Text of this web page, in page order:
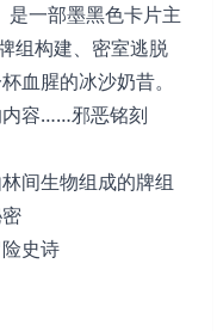
一部墨黑色卡片主
组构建、密室逃脱
血腥的冰沙奶昔。
内容……邪恶铭刻
间生物组成的牌组
史诗